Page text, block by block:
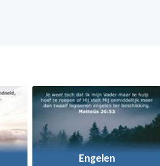
Engelen